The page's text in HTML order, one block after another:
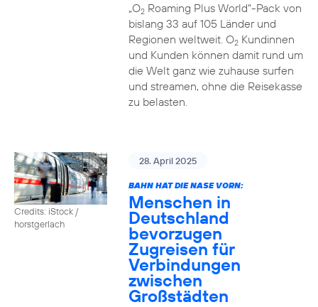
„O2Roaming Plus World“-Pack von
bislang 33 auf 105 Länder und
Regionen weltweit. O2Kundinnen
und Kunden können damit rund um
die Welt ganz wie zuhause surfen
und streamen, ohne die Reisekasse
zu belasten.
Credits: iStock /
horstgerlach
28. April 2025
BAHN HAT DIE NASE VORN:
Menschen in
Deutschland
bevorzugen
Zugreisen für
Verbindungen
zwischen
Großstädten